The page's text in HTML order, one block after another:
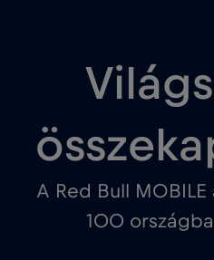
A Red Bull
100